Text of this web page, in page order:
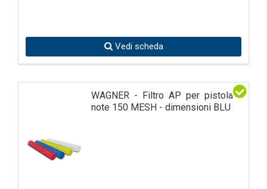
Vedi scheda
WAGNER - Filtro AP per pistola -
note 150 MESH - dimensioni BLU